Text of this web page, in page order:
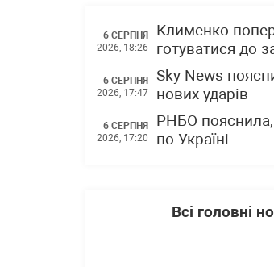
6 СЕРПНЯ
2026, 18:26
Клименко
готуватися до
6 СЕРПНЯ
2026, 17:47
Sky News
нових ударів
6 СЕРПНЯ
2026, 17:20
РНБО пояснила,
по Україні
Всі головні